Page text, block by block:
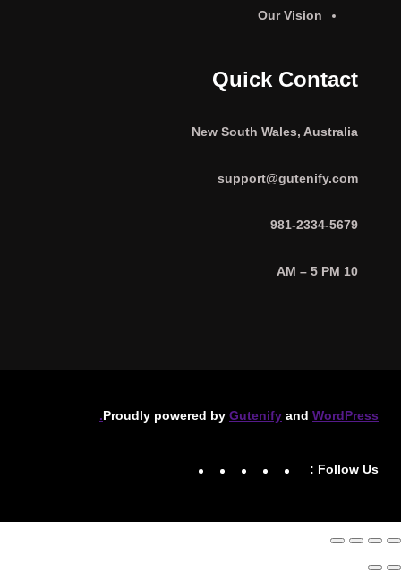
Our Vision
Quick Contact
New South Wales, Australia
support@gutenify.com
981-2334-5679
10 AM – 5 PM
Proudly powered by Gutenify and WordPress.
Follow Us :
Facebook
YouTube
Twitter